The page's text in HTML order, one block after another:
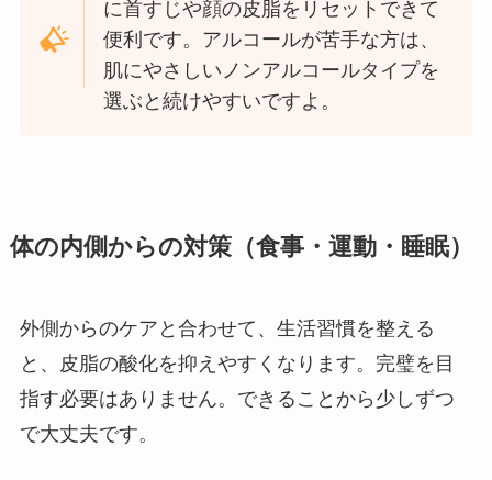
に首すじや顔の皮脂をリセットできて
便利です。アルコールが苦手な方は、
肌にやさしいノンアルコールタイプを
選ぶと続けやすいですよ。
体の内側からの対策（食事・運動・睡眠）
外側からのケアと合わせて、生活習慣を整える
と、皮脂の酸化を抑えやすくなります。完璧を目
指す必要はありません。できることから少しずつ
で大丈夫です。